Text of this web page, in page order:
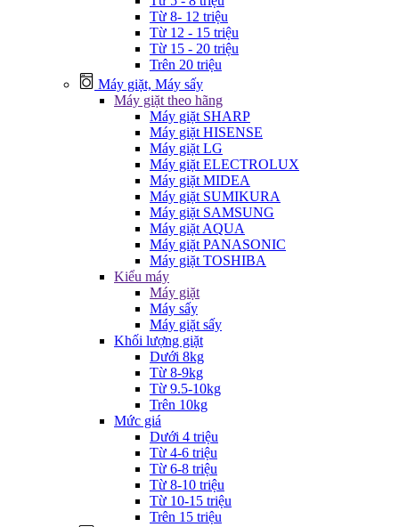
Từ 8- 12 triệu
Từ 12 - 15 triệu
Từ 15 - 20 triệu
Trên 20 triệu
Máy giặt, Máy sấy
Máy giặt theo hãng
Máy giặt SHARP
Máy giặt HISENSE
Máy giặt LG
Máy giặt ELECTROLUX
Máy giặt MIDEA
Máy giặt SUMIKURA
Máy giặt SAMSUNG
Máy giặt AQUA
Máy giặt PANASONIC
Máy giặt TOSHIBA
Kiểu máy
Máy giặt
Máy sấy
Máy giặt sấy
Khối lượng giặt
Dưới 8kg
Từ 8-9kg
Từ 9.5-10kg
Trên 10kg
Mức giá
Dưới 4 triệu
Từ 4-6 triệu
Từ 6-8 triệu
Từ 8-10 triệu
Từ 10-15 triệu
Trên 15 triệu